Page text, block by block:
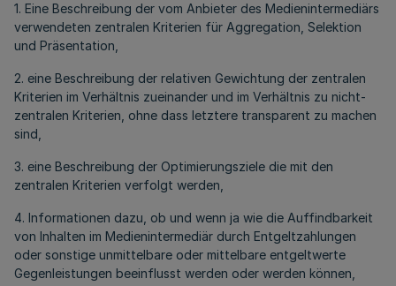
1. Eine Beschreibung der vom Anbieter des Medienintermediärs
verwendeten zentralen Kriterien für Aggregation, Selektion
und Präsentation,
2. eine Beschreibung der relativen Gewichtung der zentralen
Kriterien im Verhältnis zueinander und im Verhältnis zu nicht-
zentralen Kriterien, ohne dass letztere transparent zu machen
sind,
3. eine Beschreibung der Optimierungsziele die mit den
zentralen Kriterien verfolgt werden,
4. Informationen dazu, ob und wenn ja wie die Auffindbarkeit
von Inhalten im Medienintermediär durch Entgeltzahlungen
oder sonstige unmittelbare oder mittelbare entgeltwerte
Gegenleistungen beeinflusst werden oder werden können,